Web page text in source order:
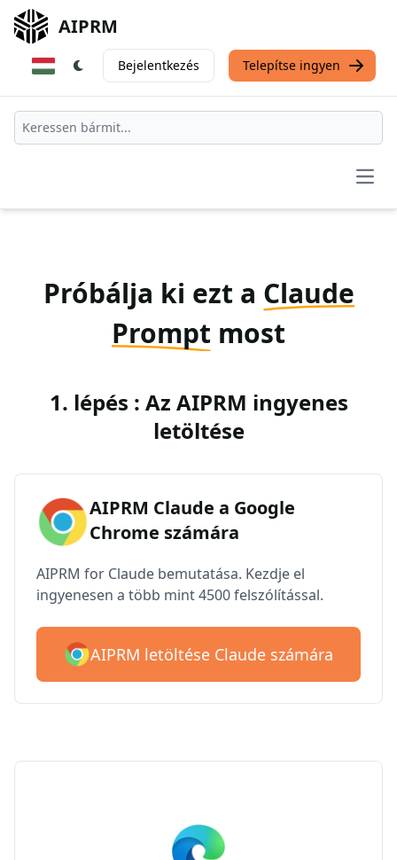
AIPRM
Bejelentkezés Telepítse ingyen
Próbálja ki ezt a Claude
Prompt most
1. lépés : Az AIPRM ingyenes
letöltése
AIPRM Claude a Google
Chrome számára
AIPRM for Claude bemutatása. Kezdje el
ingyenesen a több mint 4500 felszólítással.
AIPRM letöltése Claude számára